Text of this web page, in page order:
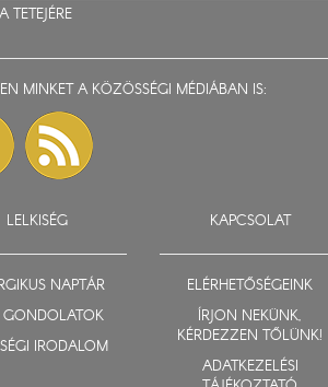
TETEJÉRE
MINKET A KÖZÖSSÉGI MÉDIÁBAN IS:
LELKISÉG
NAPTÁR
GONDOLATOK
IRODALOM
KAPCSOLAT
ELÉRHETŐSÉGEINK
ÍRJON NEKÜNK,
KÉRDEZZEN TŐLÜNK!
ADATKEZELÉSI